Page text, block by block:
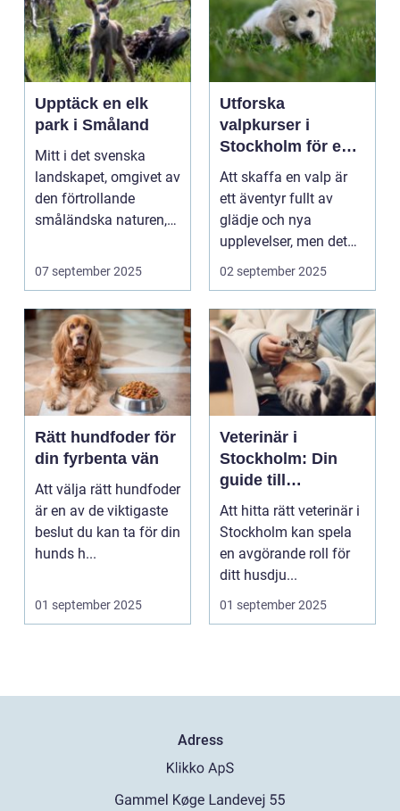
Upptäck en elk
park i Småland
Mitt i det svenska
landskapet, omgivet av
den förtrollande
småländska naturen,
07 september 2025
Utforska
valpkurser i
Stockholm för en
lycklig och
välanpassad valp
Att skaffa en valp är
ett äventyr fullt av
glädje och nya
upplevelser, men det
st&aum...
02 september 2025
Rätt hundfoder för
din fyrbenta vän
Att välja rätt hundfoder
är en av de viktigaste
beslut du kan ta för din
hunds h...
01 september 2025
Veterinär i
Stockholm: Din
guide till
djursjukvård i
huvudstaden
Att hitta rätt veterinär i
Stockholm kan spela
en avgörande roll för
ditt husdju...
01 september 2025
Adress